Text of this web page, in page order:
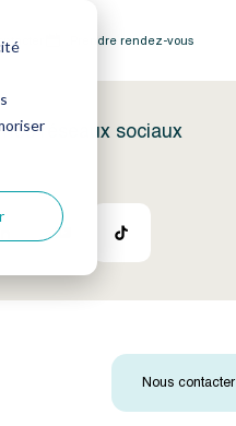
Prendre rendez-vous
réseaux sociaux
Nous contacter